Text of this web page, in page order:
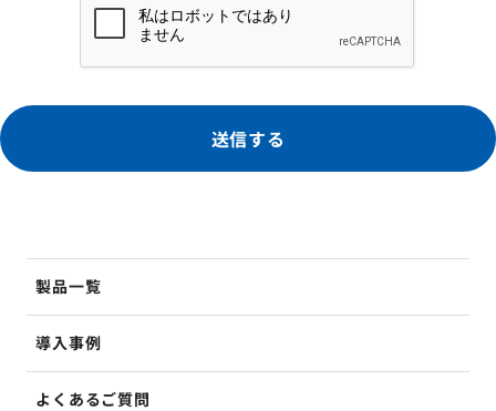
送信する
製品一覧
導入事例
よくあるご質問